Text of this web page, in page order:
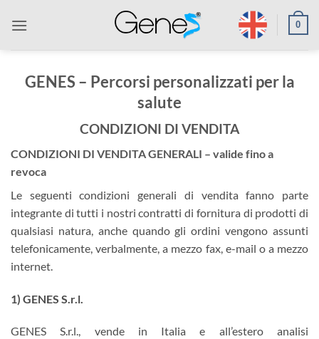
0
GENES – Percorsi personalizzati per la
salute
CONDIZIONI DI VENDITA
CONDIZIONI DI VENDITAGENERALI – valide fino a
revoca
Le seguenti condizioni generali di vendita fanno parte
integrante di tutti i nostri contratti di fornitura di prodotti di
qualsiasi natura, anche quando gli ordini vengono assunti
telefonicamente, verbalmente, a mezzo fax, e-mail o a mezzo
internet.
1) GENES S.r.l.
GENES S.r.l., vende in Italia e all’estero analisi